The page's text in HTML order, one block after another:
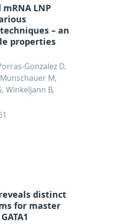
LNP
– an
properties
Gonzalez D,
M,
Winkeljann B,
distinct
for master